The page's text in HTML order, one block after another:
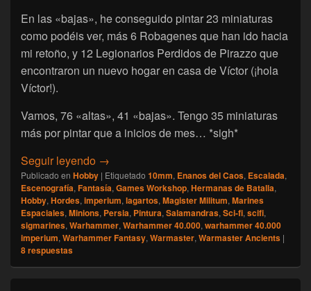
En las «bajas», he conseguido pintar 23 miniaturas
como podéis ver, más 6 Robagenes que han ido hacia
mi retoño, y 12 Legionarios Perdidos de Pirazzo que
encontraron un nuevo hogar en casa de Víctor (¡hola
Víctor!).
Vamos, 76 «altas», 41 «bajas». Tengo 35 miniaturas
más por pintar que a inicios de mes… *sigh*
Seguir leyendo [Escalada] Namarie, Diciembre 2023
→
Publicado en Hobby | Etiquetado 10mm, Enanos del Caos, Escalada,
Escenografía,Fantasía,Games Workshop,Hermanas de Batalla,
Hobby,Hordes,imperium,lagartos,Magister Militum,Marines
Espaciales,Minions, Persia, Pintura,Salamandras,Sci-fi,scifi,
sigmarines,Warhammer,Warhammer 40.000,warhammer 40.000
imperium,Warhammer Fantasy,Warmaster,Warmaster Ancients |
8respuestas